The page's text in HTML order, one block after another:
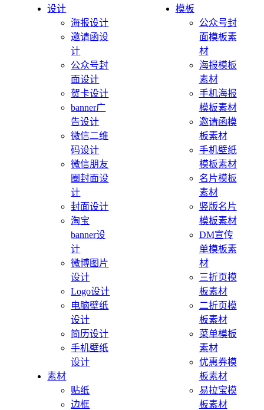
设计
海报设计
邀请函设
计
公众号封
面设计
贺卡设计
banner广
告设计
微信二维
码设计
微信朋友
圈封面设
计
封面设计
淘宝
banner设
计
微博图片
设计
Logo设计
电脑壁纸
设计
简历设计
手机壁纸
设计
素材
贴纸
边框
模板
公众号封
面模板素
材
海报模板
素材
手机海报
模板素材
邀请函模
板素材
手机壁纸
模板素材
名片模板
素材
竖版名片
模板素材
DM宣传
单模板素
材
三折页模
板素材
二折页模
板素材
菜单模板
素材
优惠券模
板素材
易拉宝模
板素材